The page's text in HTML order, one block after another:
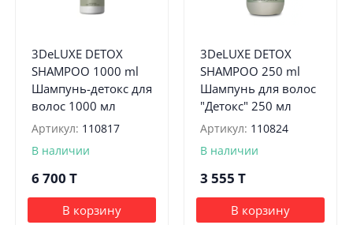
3DeLUXE DETOX
SHAMPOO 1000 ml
Шампунь-детокс для
волос 1000 мл
Артикул: 110817
В наличии
6 700 T
В корзину
3DeLUXE DETOX
SHAMPOO 250 ml
Шампунь для волос
"Детокс" 250 мл
Артикул: 110824
В наличии
3 555 T
В корзину